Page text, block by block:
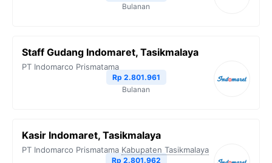
Bulanan
Staff Gudang Indomaret, Tasikmalaya
PT Indomarco Prismatama
Rp 2.801.961
Bulanan
Kasir Indomaret, Tasikmalaya
PT Indomarco Prismatama Kabupaten Tasikmalaya
Rp 2.801.962